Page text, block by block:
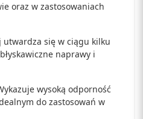
oraz w zastosowaniach
utwardza się w ciągu kilku
naprawy i
wysoką odporność
do zastosowań w